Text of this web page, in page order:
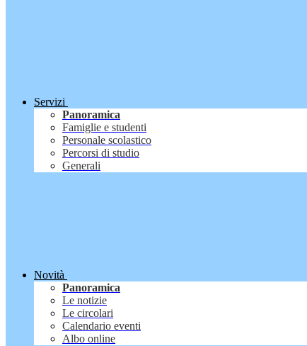
Servizi
Panoramica
Famiglie e studenti
Personale scolastico
Percorsi di studio
Generali
Novità
Panoramica
Le notizie
Le circolari
Calendario eventi
Albo online